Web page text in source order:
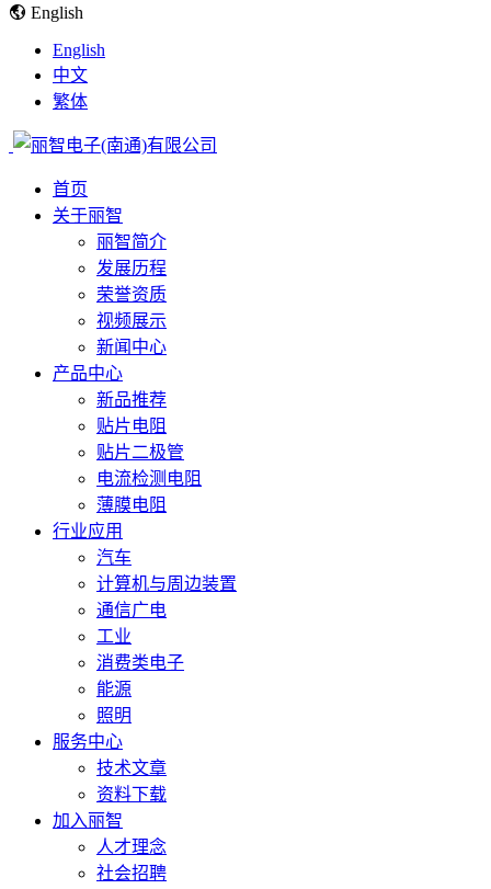
English
English
中文
繁体
首页
关于丽智
丽智简介
发展历程
荣誉资质
视频展示
新闻中心
产品中心
新品推荐
贴片电阻
贴片二极管
电流检测电阻
薄膜电阻
行业应用
汽车
计算机与周边装置
通信广电
工业
消费类电子
能源
照明
服务中心
技术文章
资料下载
加入丽智
人才理念
社会招聘